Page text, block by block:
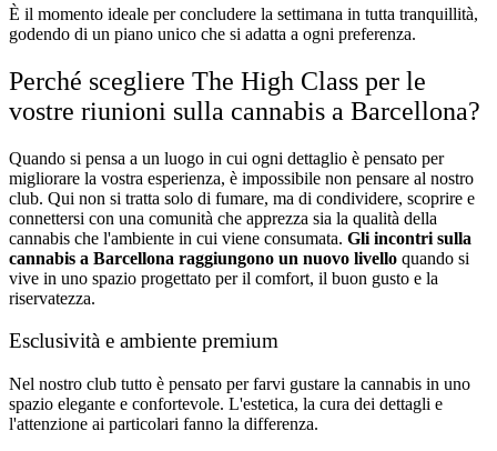
È il momento ideale per concludere la settimana in tutta tranquillità,
godendo di un piano unico che si adatta a ogni preferenza.
Perché scegliere The High Class per le
vostre riunioni sulla cannabis a Barcellona?
Quando si pensa a un luogo in cui ogni dettaglio è pensato per
migliorare la vostra esperienza, è impossibile non pensare al nostro
club. Qui non si tratta solo di fumare, ma di condividere, scoprire e
connettersi con una comunità che apprezza sia la qualità della
cannabis che l'ambiente in cui viene consumata. Gli incontri sulla
cannabis a Barcellona raggiungono un nuovo livello quando si
vive in uno spazio progettato per il comfort, il buon gusto e la
riservatezza.
Esclusività e ambiente premium
Nel nostro club tutto è pensato per farvi gustare la cannabis in uno
spazio elegante e confortevole. L'estetica, la cura dei dettagli e
l'attenzione ai particolari fanno la differenza.